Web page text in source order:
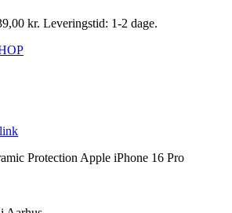
kr. Leveringstid: 1-2 dage.
Protection Apple iPhone 16 Pro